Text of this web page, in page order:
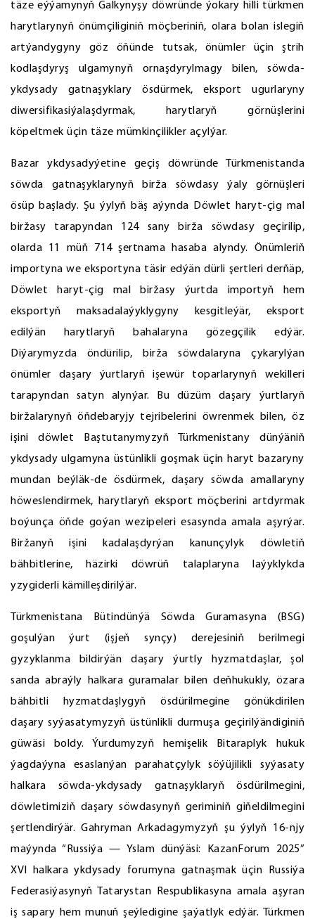
täze eýýamynyň Galkynyşy döwründe ýokary hilli türkmen
harytlarynyň önümçiliginiň möçberiniň, olara bolan islegiň
artýandygyny göz öňünde tutsak, önümler üçin ştrih
kodlaşdyryş ulgamynyň ornaşdyrylmagy bilen, söwda-
ykdysady gatnaşyklary ösdürmek, eksport ugurlaryny
diwersifikasiýalaşdyrmak, harytlaryň görnüşlerini
köpeltmek üçin täze mümkinçilikler açylýar.
Bazar ykdysadyýetine geçiş döwründe Türkmenistanda
söwda gatnaşyklarynyň birža söwdasy ýaly görnüşleri
ösüp başlady. Şu ýylyň bäş aýynda Döwlet haryt-çig mal
biržasy tarapyndan 124 sany birža söwdasy geçirilip,
olarda 11 müň 714 şertnama hasaba alyndy. Önümleriň
importyna we eksportyna täsir edýän dürli şertleri derňäp,
Döwlet haryt-çig mal biržasy ýurtda importyň hem
eksportyň maksadalaýyklygyny kesgitleýär, eksport
edilýän harytlaryň bahalaryna gözegçilik edýär.
Diýarymyzda öndürilip, birža söwdalaryna çykarylýan
önümler daşary ýurtlaryň işewür toparlarynyň wekilleri
tarapyndan satyn alynýar. Bu düzüm daşary ýurtlaryň
biržalarynyň öňdebaryjy tejribelerini öwrenmek bilen, öz
işini döwlet Baştutanymyzyň Türkmenistany dünýäniň
ykdysady ulgamyna üstünlikli goşmak üçin haryt bazaryny
mundan beýläk-de ösdürmek, daşary söwda amallaryny
höweslendirmek, harytlaryň eksport möçberini artdyrmak
boýunça öňde goýan wezipeleri esasynda amala aşyrýar.
Biržanyň işini kadalaşdyrýan kanunçylyk döwletiň
bähbitlerine, häzirki döwrüň talaplaryna laýyklykda
yzygiderli kämilleşdirilýär.
Türkmenistana Bütindünýä Söwda Guramasyna (BSG)
goşulýan ýurt (işjeň synçy) derejesiniň berilmegi
gyzyklanma bildirýän daşary ýurtly hyzmatdaşlar, şol
sanda abraýly halkara guramalar bilen deňhukukly, özara
bähbitli hyzmatdaşlygyň ösdürilmegine gönükdirilen
daşary syýasatymyzyň üstünlikli durmuşa geçirilýändiginiň
güwäsi boldy. Ýurdumyzyň hemişelik Bitaraplyk hukuk
ýagdaýyna esaslanýan parahatçylyk söýüjilikli syýasaty
halkara söwda-ykdysady gatnaşyklaryň ösdürilmegini,
döwletimiziň daşary söwdasynyň geriminiň giňeldilmegini
şertlendirýär. Gahryman Arkadagymyzyň şu ýylyň 16-njy
maýynda “Russiýa — Yslam dünýäsi: KazanForum 2025”
XVI halkara ykdysady forumyna gatnaşmak üçin Russiýa
Federasiýasynyň Tatarystan Respublikasyna amala aşyran
iş sapary hem munuň şeýledigine şaýatlyk edýär. Türkmen